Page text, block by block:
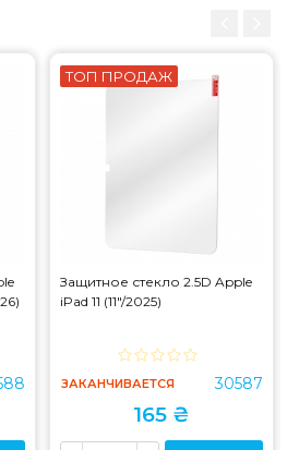
ТОП ПРОДАЖ
Защитное стекло 2.5D Apple
iPad 11 (11"/2025)
ЗАКАНЧИВАЕТСЯ 30587
165 ₴